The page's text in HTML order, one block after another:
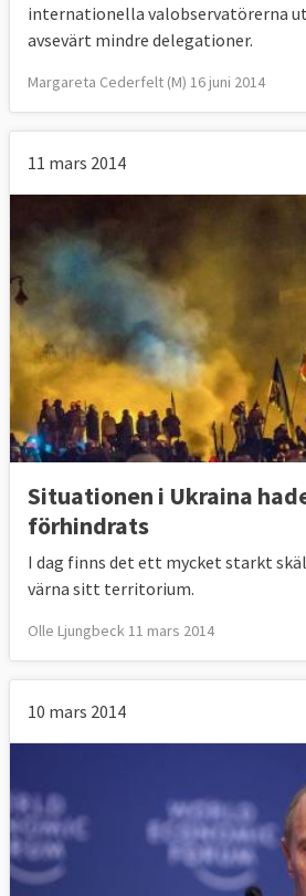
internationella valobservatörerna
avsevärt mindre delegationer.
Margareta Cederfelt (M) 16 juni 2014
11 mars 2014
Situationen i Ukraina
förhindrats
I dag finns det ett mycket starkt
värna sitt territorium.
Olle Ljungbeck 11 mars 2014
10 mars 2014